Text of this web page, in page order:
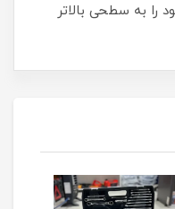
را به سطحی بالاتر